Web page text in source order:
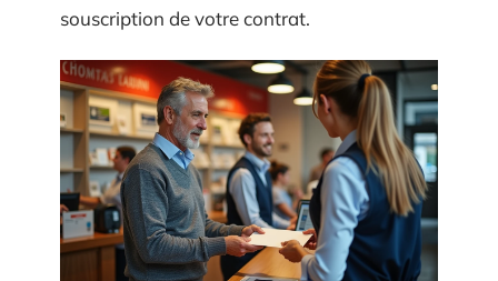
souscription de votre contrat.